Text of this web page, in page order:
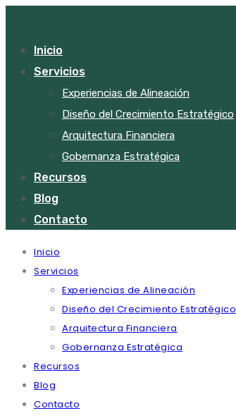
Inicio
Servicios
Experiencias de Alineación
Diseño del Crecimiento Estratégico
Arquitectura Financiera
Gobernanza Estratégica
Recursos
Blog
Contacto
Inicio
Servicios
Experiencias de Alineación
Diseño del Crecimiento Estratégico
Arquitectura Financiera
Gobernanza Estratégica
Recursos
Blog
Contacto